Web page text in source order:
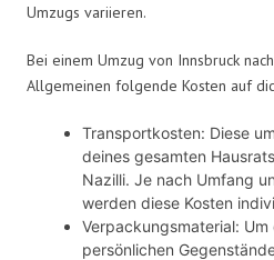
Umzugs variieren.
Bei einem Umzug von Innsbruck
Allgemeinen folgende Kosten auf
Transportkosten: Diese
deines gesamten
Nazilli. Je nach Umfang
werden diese Kosten
Verpackungsmaterial:
persönlichen